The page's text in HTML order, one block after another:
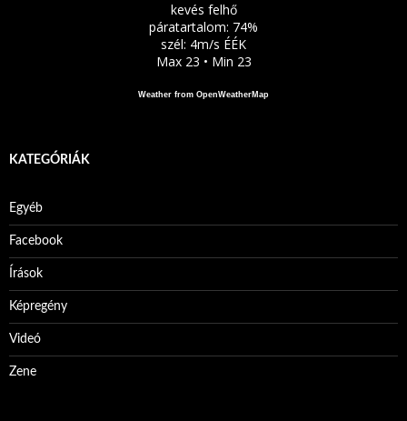
kevés felhő
páratartalom: 74%
szél: 4m/s ÉÉK
Max 23 • Min 23
Weather from OpenWeatherMap
KATEGÓRIÁK
Egyéb
Facebook
Írások
Képregény
Videó
Zene